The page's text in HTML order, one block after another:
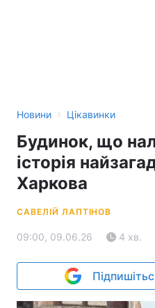
Новини › Цікавинки
Будинок, що
історія
Харкова
САВЕЛІЙ ЛАПТІНОВ
09:00, 09.06.26 4 хв.